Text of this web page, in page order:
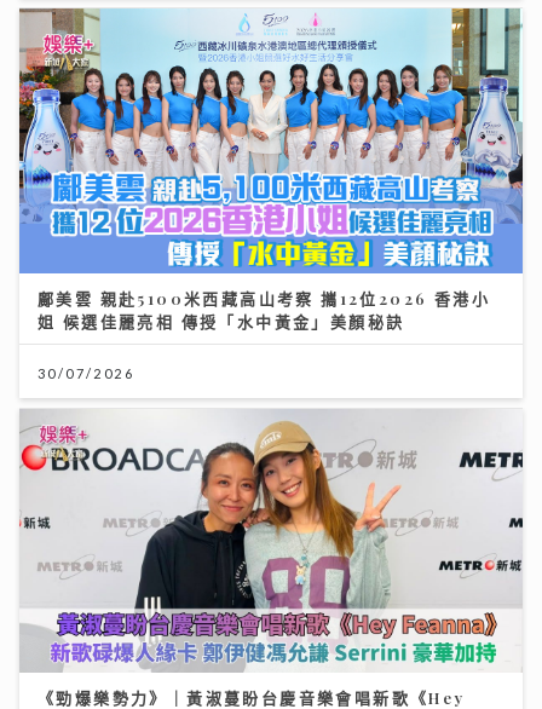
鄺美雲 親赴5100米西藏高山考察 攜12位2026 香港小
姐 候選佳麗亮相 傳授「水中黃金」美顏秘訣
30/07/2026
《勁爆樂勢力》｜黃淑蔓盼台慶音樂會唱新歌《Hey